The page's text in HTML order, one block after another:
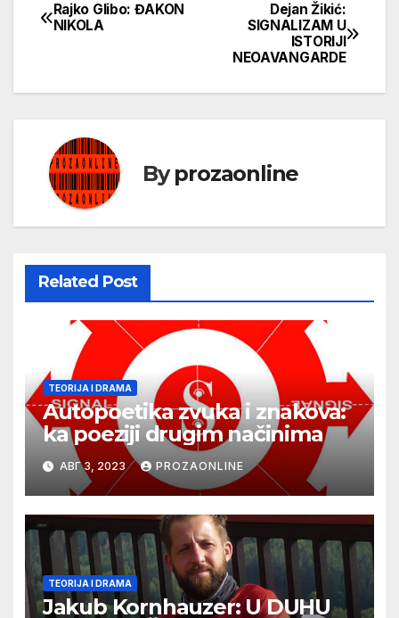
Кретање
Dejan Žikić:
SIGNALIZAM U
ISTORIJI
NEOAVANGARDE
Rajko Glibo: ĐAKON
NIKOLA
Byprozaonline
Related Post
TEORIJA I DRAMA
Autopoetika zvuka i znakova:
ka poeziji drugim načinima
АВГ 3, 2023 PROZAONLINE
TEORIJA I DRAMA
Jakub Kornhauzer: U DUHU